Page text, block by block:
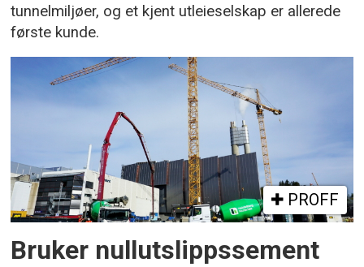
tunnelmiljøer, og et kjent utleieselskap er allerede
første kunde.
PROFF
Bruker nullutslippssement